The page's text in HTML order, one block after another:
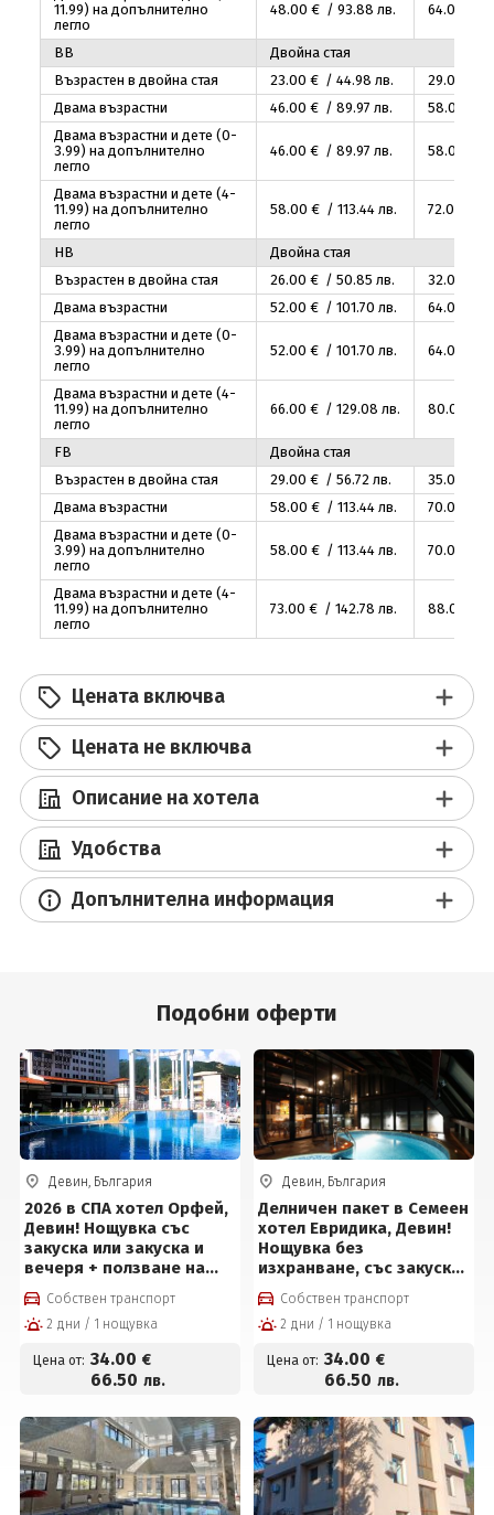
11.99) на допълнително
легло
48.00 € / 93.88 лв. 64.00
BB
Двойна стая
Възрастен в двойна стая
23.00 € / 44.98 лв. 29.00
Двама възрастни
46.00 € / 89.97 лв. 58.00
Двама възрастни и дете (0-
3.99) на допълнително
легло
46.00 € / 89.97 лв. 58.00
Двама възрастни и дете (4-
11.99) на допълнително
легло
58.00 € / 113.44лв. 72.00
HB
Двойна стая
Възрастен в двойна стая
26.00 € / 50.85 лв. 32.00
Двама възрастни
52.00 € / 101.70 лв. 64.00
Двама възрастни и дете (0-
3.99) на допълнително
легло
52.00 € / 101.70 лв. 64.00
Двама възрастни и дете (4-
11.99) на допълнително
легло
66.00 € / 129.08 лв. 80.00
FB
Двойна стая
Възрастен в двойна стая
29.00 € / 56.72лв. 35.00
Двама възрастни
58.00 € / 113.44лв. 70.00
Двама възрастни и дете (0-
3.99) на допълнително
легло
58.00 € / 113.44лв. 70.00
Двама възрастни и дете (4-
11.99) на допълнително
легло
73.00 € / 142.78 лв. 88.00
Цената включва
Цената не включва
Описание на хотела
Удобства
Допълнителна информация
Подобни оферти
Девин, България
2026 в СПА хотел Орфей,
Девин! Нощувка със
закуска или закуска и
вечеря + ползване на
СПА център на цени от
34 евро на човек
Собствен транспорт
2 дни / 1 нощувка
Цена от: 34.00 €
66.50 лв.
Девин, България
Делничен пакет в Семеен
хотел Евридика, Девин!
Нощувка без
изхранване, със закуска,
закуска и вечеря или
закуска, обяд и вечеря +
вътрешен терапевтичен
басейн с минерална
вода, джакузи,
финландска сауна и
Собствен транспорт
2 дни / 1 нощувка
Цена от: 34.00 €
66.50 лв.